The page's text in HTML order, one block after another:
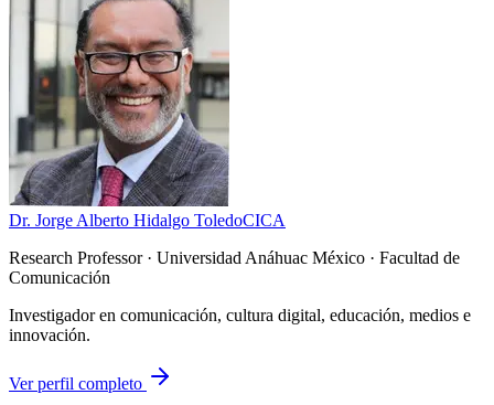
Dr. Jorge Alberto Hidalgo ToledoCICA
Research Professor· Universidad Anáhuac México · Facultad de
Comunicación
Investigador en comunicación, cultura digital, educación, medios e
innovación.
Ver perfil completo